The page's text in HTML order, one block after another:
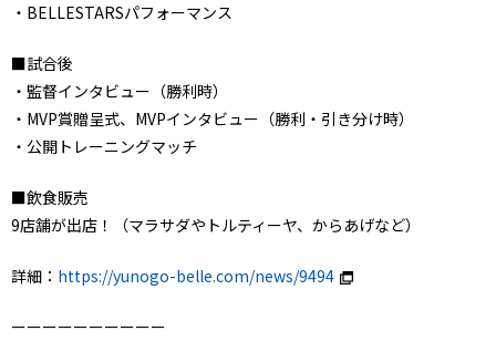
・BELLESTARSパフォーマンス
■試合後
・監督インタビュー（勝利時）
・MVP賞贈呈式、MVPインタビュー（勝利・引き分け時）
・公開トレーニングマッチ
■飲食販売
9店舗が出店！（マラサダやトルティーヤ、からあげなど）
詳細： https://yunogo-belle.com/news/9494
ーーーーーーーーーー